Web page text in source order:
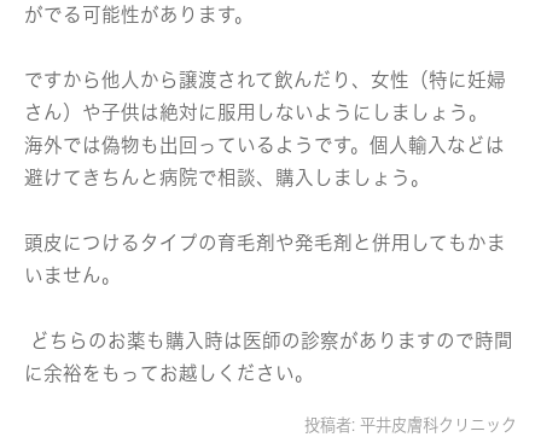
がでる可能性があります。
ですから他人から譲渡されて飲んだり、女性（特に妊婦
さん）や子供は絶対に服用しないようにしましょう。
海外では偽物も出回っているようです。個人輸入などは
避けてきちんと病院で相談、購入しましょう。
頭皮につけるタイプの育毛剤や発毛剤と併用してもかま
いません。
どちらのお薬も購入時は医師の診察がありますので時間
に余裕をもってお越しください。
投稿者: 平井皮膚科クリニック